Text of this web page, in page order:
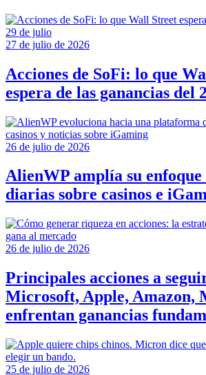
27 de julio de 2026
Acciones de SoFi: lo que
espera de las ganancias del
26 de julio de 2026
AlienWP amplía su
diarias sobre casinos e
26 de julio de 2026
Principales acciones a
Microsoft, Apple, Amazon,
enfrentan ganancias
25 de julio de 2026